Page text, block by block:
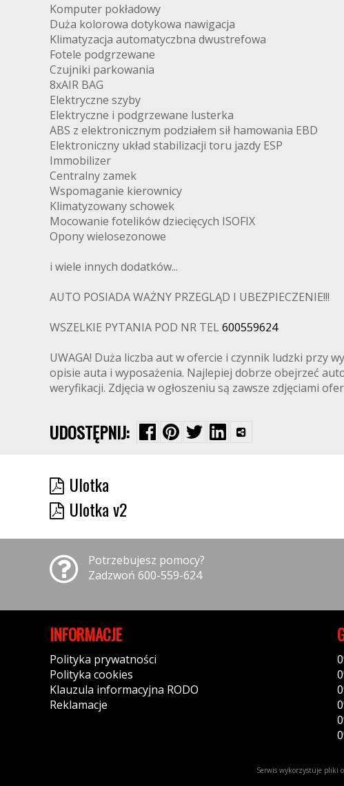
Komputer pokładowy
Duża kolorowa dotykowa nawigacja
Klimatyzacja automatyczbna dwustrefowa
Fotele podgrzewane
Czujniki parkowania
8xAIR BAG
Elektryczne szyby
Elektryczne i podgrzewane lusterka
ABS z elektronicznym podziałem sił hamowania EBD
Elektroniczny układ stabilizacji toru jazdy ESP
Immobilizer
Centralny zamek
Wspomaganie kierownicy
Klimatyzowany schowek
Mocowanie fotelików dziecięcych ISOFIX
Opony wielosezonowe
i wiele innych dodatków...
AUTO POSIADA WAŻNY PRZEGLĄD I UBEZPIECZENIE!!!
WSZELKIE PYTANIA POD NR TEL 600559624
UWAGA! Duża liczba aut w ofercie i czynnik ludzki przy
opisie auta i wyposażenia. Najlepiej dobrze obejrzeć
weryfikacji. Zdjęcia w ogłoszeniu są zawsze zdjęciami
UDOSTĘPNIJ:
Ulotka
Ulotka v2
Potrzebujesz pomocy?
Zadzwoń 600-559-624
INFORMACJE
Polityka prywatności
Polityka cookies
Klauzula informacyjna RODO
Reklamacje
Serwis wykorzystuje pliki